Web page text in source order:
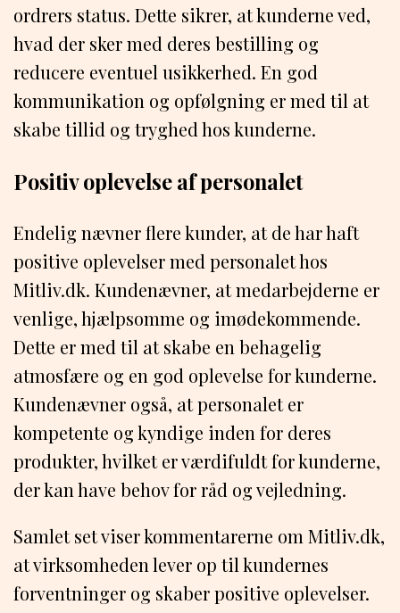
ordrers status. Dette sikrer, at kunderne ved,
hvad der sker med deres bestilling og
reducere eventuel usikkerhed. En god
kommunikation og opfølgning er med til at
skabe tillid og tryghed hos kunderne.
Positiv oplevelse af personalet
Endelig nævner flere kunder, at de har haft
positive oplevelser med personalet hos
Mitliv.dk. Kundenævner, at medarbejderne er
venlige, hjælpsomme og imødekommende.
Dette er med til at skabe en behagelig
atmosfære og en god oplevelse for kunderne.
Kundenævner også, at personalet er
kompetente og kyndige inden for deres
produkter, hvilket er værdifuldt for kunderne,
der kan have behov for råd og vejledning.
Samlet set viser kommentarerne om Mitliv.dk,
at virksomheden lever op til kundernes
forventninger og skaber positive oplevelser.